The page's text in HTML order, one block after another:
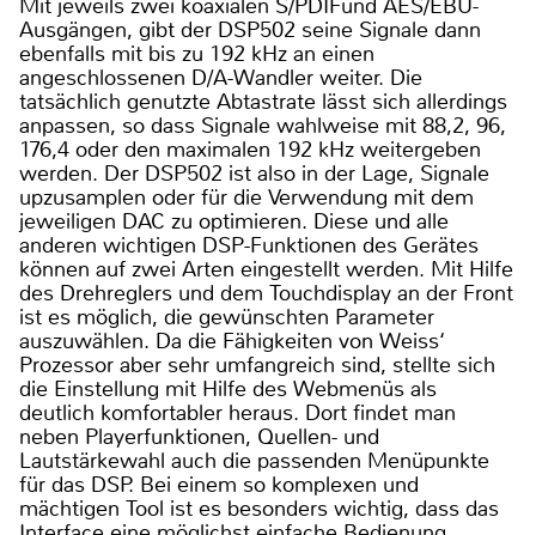
Mit jeweils zwei koaxialen S/PDIFund AES/EBU-
Ausgängen, gibt der DSP502 seine Signale dann
ebenfalls mit bis zu 192 kHz an einen
angeschlossenen D/A-Wandler weiter. Die
tatsächlich genutzte Abtastrate lässt sich allerdings
anpassen, so dass Signale wahlweise mit 88,2, 96,
176,4 oder den maximalen 192 kHz weitergeben
werden. Der DSP502 ist also in der Lage, Signale
upzusamplen oder für die Verwendung mit dem
jeweiligen DAC zu optimieren. Diese und alle
anderen wichtigen DSP-Funktionen des Gerätes
können auf zwei Arten eingestellt werden. Mit Hilfe
des Drehreglers und dem Touchdisplay an der Front
ist es möglich, die gewünschten Parameter
auszuwählen. Da die Fähigkeiten von Weiss‘
Prozessor aber sehr umfangreich sind, stellte sich
die Einstellung mit Hilfe des Webmenüs als
deutlich komfortabler heraus. Dort findet man
neben Playerfunktionen, Quellen- und
Lautstärkewahl auch die passenden Menüpunkte
für das DSP. Bei einem so komplexen und
mächtigen Tool ist es besonders wichtig, dass das